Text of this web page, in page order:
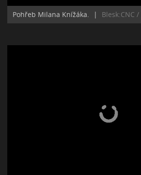
Pohřeb Milana Knížáka. | Blesk:CNC